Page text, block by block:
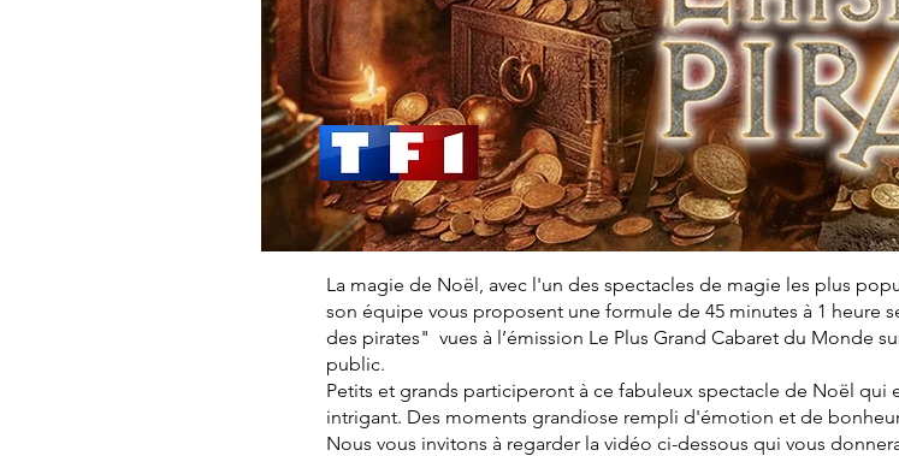
La magie de Noël, avec l'un des spectacles de magie les plus
son équipe vous proposent une formule de 45 minutes à 1 heure
des pirates" vues à l’émission Le Plus Grand Cabaret du Monde
public.
Petits et grands participeront à ce fabuleux spectacle de Noël qui
intrigant. Des moments grandiose rempli d'émotion et de
Nous vous invitons à regarder la vidéo ci-dessous qui vous